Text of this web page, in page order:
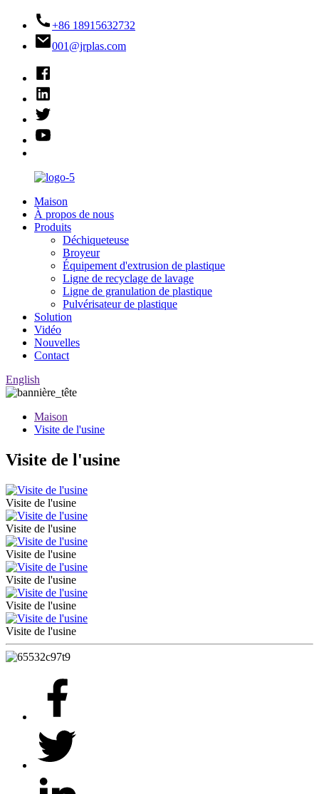
+86 18915632732
001@jrplas.com
Maison
À propos de nous
Produits
Déchiqueteuse
Broyeur
Équipement d'extrusion de plastique
Ligne de recyclage de lavage
Ligne de granulation de plastique
Pulvérisateur de plastique
Solution
Vidéo
Nouvelles
Contact
English
Maison
Visite de l'usine
Visite de l'usine
Visite de l'usine
Visite de l'usine
Visite de l'usine
Visite de l'usine
Visite de l'usine
Visite de l'usine